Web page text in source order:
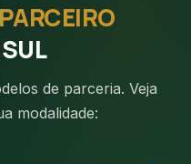
PARCEIRO
de parceria. Veja
modalidade: